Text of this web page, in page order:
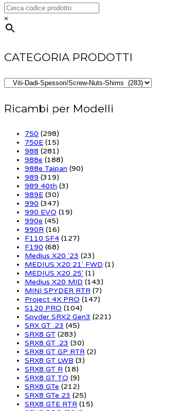
×
CATEGORIA PRODOTTI
Ricambi per Modelli
750 (298)
750E (15)
988 (281)
988e (188)
988e Taipan (90)
989 (319)
989 40th (3)
989E (30)
990 (347)
990 EVO (19)
990e (45)
990R (16)
F110 SF4 (127)
F190 (68)
Medius X20 '23 (23)
MEDIUS X20 21' FWD (1)
MEDIUS X20 25' (1)
Medius X20 MID (143)
MINI SPYDER RTR (7)
Project 4X PRO (147)
S120 PRO (104)
Spyder SRX2 Gen3 (221)
SRX GT .23 (45)
SRX8 GT (283)
SRX8 GT .23 (30)
SRX8 GT GP RTR (2)
SRX8 GT LWB (3)
SRX8 GT R (18)
SRX8 GT TQ (9)
SRX8 GTe (212)
SRX8 GTe 23 (25)
SRX8 GTE RTR (15)